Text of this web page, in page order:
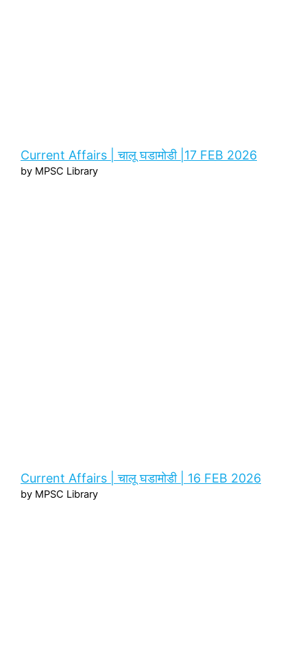
Current Affairs | चालू घडामोडी |17 FEB 2026
by MPSC Library
Current Affairs | चालू घडामोडी | 16 FEB 2026
by MPSC Library